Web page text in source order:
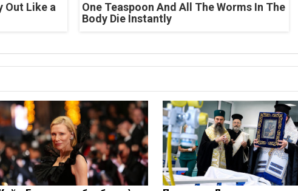
Out Like a
One Teaspoon And All The Worms In The
Body Die Instantly